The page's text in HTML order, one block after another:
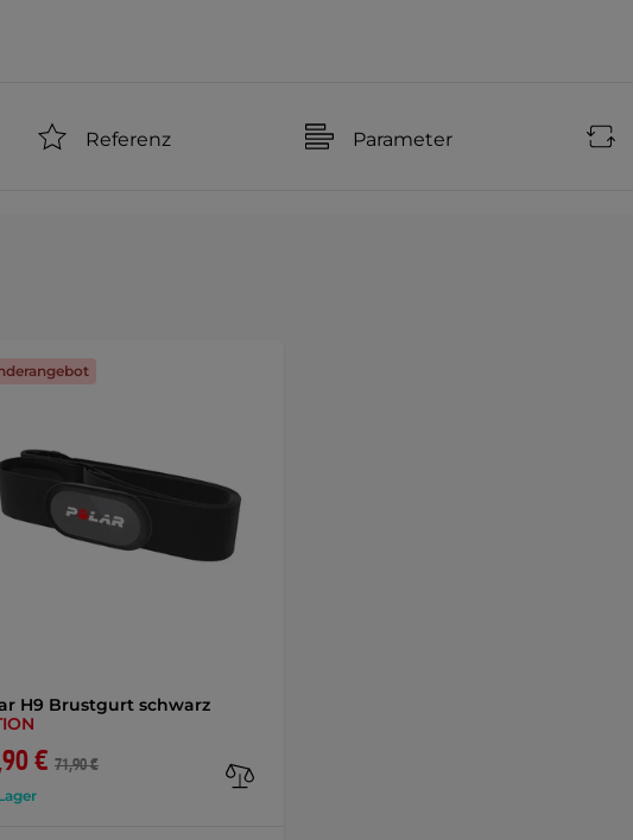
Referenz Parameter
H9 Brustgurt schwarz
€ 71,90 €